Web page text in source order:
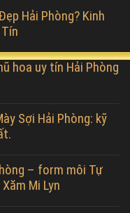
Hải Phòng? Kinh
hoa uy tín Hải Phòng
Sợi Hải Phòng: kỹ
– form môi Tự
Mi Lyn